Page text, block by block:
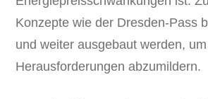
Konzepte wie der Dresden-Pass
und weiter ausgebaut werden,
Herausforderungen abzumildern.